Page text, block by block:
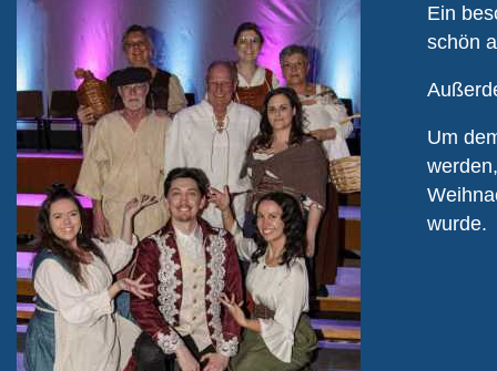
Ein
schön
Um
wurde.